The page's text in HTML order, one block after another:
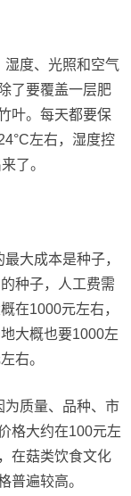
度、光照和空气
了要覆盖一层肥
叶。每天都要保
左右，湿度控
了。
大成本是种子，
种子，人工费需
在1000元左右，
大概也要1000左
右。
质量、品种、市
格大约在100元左
在菇类饮食文化
普遍较高。